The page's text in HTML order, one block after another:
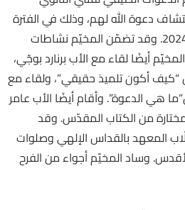
دعوة الله لهم، وذلك في الفترة
الواقعة بين 11 و14 حزيران 2024. وقد تضمّن المخيّم نشاطات
أيضًا لقاء مع الأب برنارد بوجّي،
أكون تلميذ حقيقي”، ولقاء مع
هي الدعوة”. وأقام أيضًا الأب عامر
من الكتاب المقدّس. وقد
المعهد بالقداس الإلهي وصلوات
وساد المخيّم أجواء من الفرح